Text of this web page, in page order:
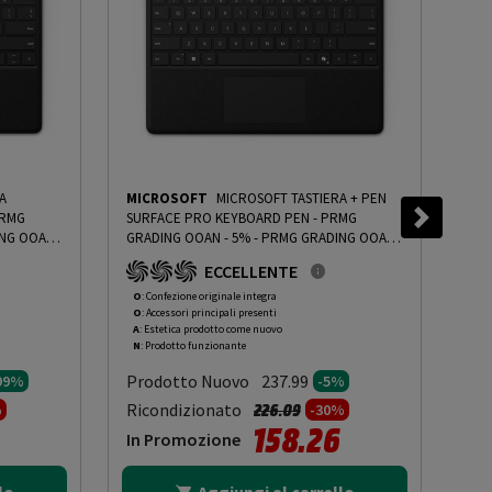
OOAN -
da
MICROSOFT MICROSOFT TASTIERA + PEN
SURFACE PRO KEYBOARD PEN - PRMG
GRADING OOAN - 5%- PRMG GRADING OOAN -
5%
ECCELLENTE
O: Confezione originale integra
O: Accessori principali presenti
A: Estetica prodotto come nuovo
N: Prodotto funzionante
Prodotto Nuovo 237.99 -5%
Ricondizionato Prezzo ridotto da
226.09a-30%
In Promozione 158.26